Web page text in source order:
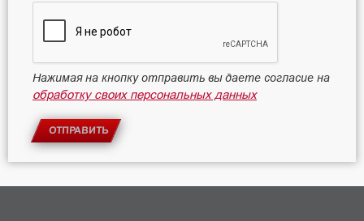
Нажимая на кнопку отправить вы даете согласие на
обработку своих персональных данных
ОТПРАВИТЬ